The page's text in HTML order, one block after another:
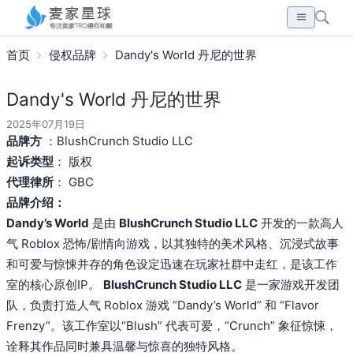
首页 侵权品牌 Dandy's World 丹尼的世界
Dandy's World 丹尼的世界
2025年07月19日
品牌方：BlushCrunch Studio LLC
起诉类型 ： 版权
代理律所： GBC
品牌介绍：
Dandy’s World 是由 BlushCrunch Studio LLC开发的一款高人
气 Roblox 恐怖/剧情向游戏，以其独特的美术风格、沉浸式故事
和可爱与惊悚并存的角色设定迅速在玩家社群中走红，是该工作
室的核心原创IP。 BlushCrunch Studio LLC是一家游戏开发团
队，负责打造人气 Roblox 游戏 “Dandy’s World” 和 “Flavor
Frenzy”。该工作室以“Blush” 代表可爱，“Crunch” 象征惊悚，
诠释其作品同时兼具温馨与惊喜的独特风格。